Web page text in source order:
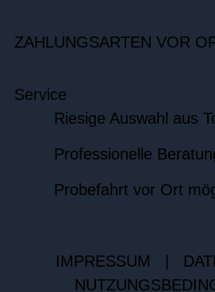
ZAHLUNGSARTEN VOR
Service
Riesige Auswahl aus
Professionelle
Probefahrt vor Ort
IMPRESSUM